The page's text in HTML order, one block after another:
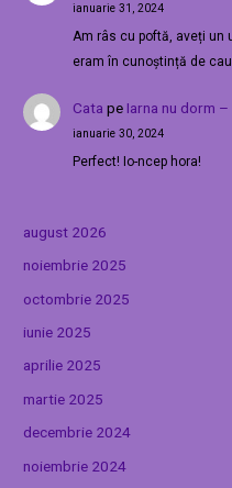
ianuarie 31, 2024
Am râs cu poftă, aveți un
eram în cunoștință de
Cata pe Iarna nu dorm –
ianuarie 30, 2024
Perfect! Io-ncep hora!
august 2026
noiembrie 2025
octombrie 2025
iunie 2025
aprilie 2025
martie 2025
decembrie 2024
noiembrie 2024